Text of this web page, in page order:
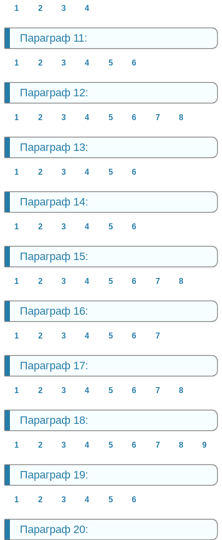
1 2 3 4
Параграф 11:
1 2 3 4 5 6
Параграф 12:
1 2 3 4 5 6 7 8
Параграф 13:
1 2 3 4 5 6
Параграф 14:
1 2 3 4 5 6
Параграф 15:
1 2 3 4 5 6 7 8
Параграф 16:
1 2 3 4 5 6 7
Параграф 17:
1 2 3 4 5 6 7 8
Параграф 18:
1 2 3 4 5 6 7 8 9
Параграф 19:
1 2 3 4 5 6
Параграф 20: